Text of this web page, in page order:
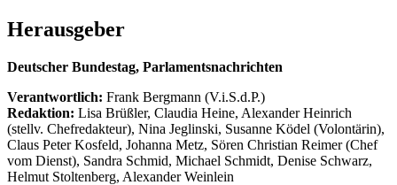
Herausgeber
Deutscher Bundestag, Parlamentsnachrichten
Verantwortlich: Frank Bergmann (V.i.S.d.P.)
Redaktion: Lisa Brüßler, Claudia Heine, Alexander Heinrich
(stellv. Chefredakteur), Nina Jeglinski, Susanne Ködel (Volontärin),
Claus Peter Kosfeld, Johanna Metz, Sören Christian Reimer (Chef
vom Dienst), Sandra Schmid, Michael Schmidt, Denise Schwarz,
Helmut Stoltenberg, Alexander Weinlein